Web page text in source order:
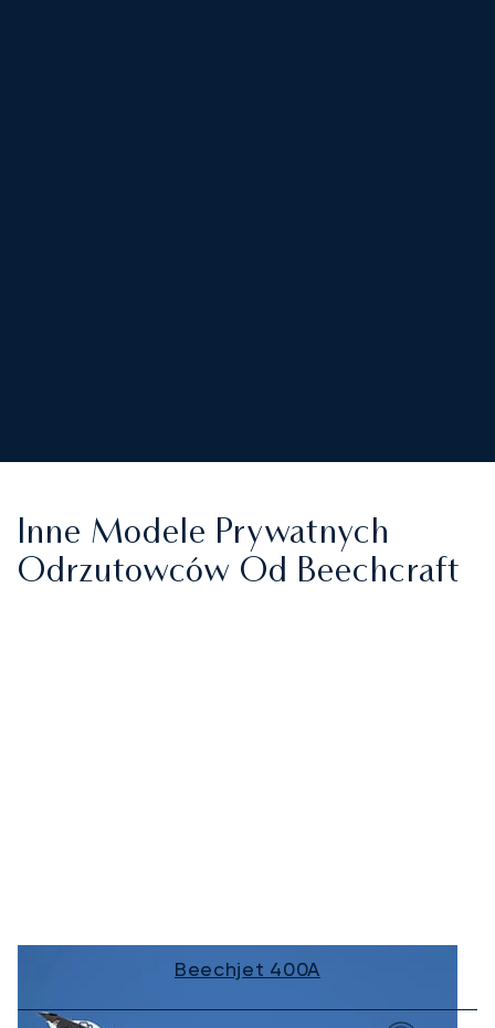
Inne Modele Prywatnych
Odrzutowców Od Beechcraft
Beechjet 400A